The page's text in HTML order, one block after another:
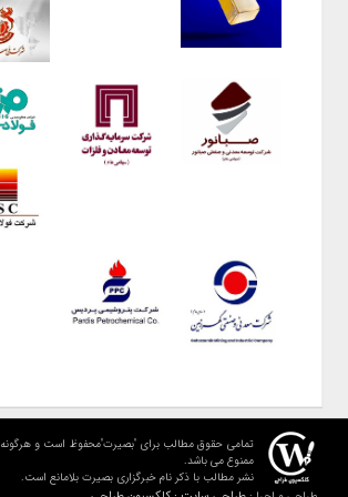
تمامی حقوق مطالب برای "بصیرت"محفوظ است و هرگونه
ممنوع می باشد.
نشر مطالب با ذکر نام خبرگزاری بصیرت بلامانع است.